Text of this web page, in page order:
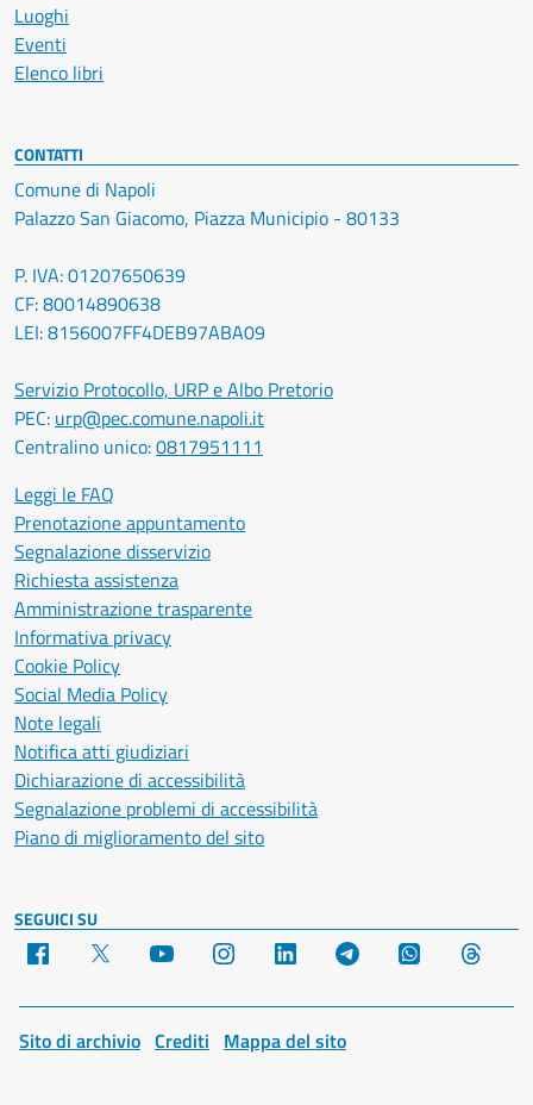
Luoghi
Eventi
Elenco libri
CONTATTI
Comune di Napoli
Palazzo San Giacomo, Piazza Municipio - 80133
P. IVA: 01207650639
CF: 80014890638
LEI: 8156007FF4DEB97ABA09
Servizio Protocollo, URP e Albo Pretorio
PEC: urp@pec.comune.napoli.it
Centralino unico:0817951111
Leggi le FAQ
Prenotazione appuntamento
Segnalazione disservizio
Richiesta assistenza
Amministrazione trasparente
Informativa privacy
Cookie Policy
Social Media Policy
Note legali
Notifica atti giudiziari
Dichiarazione di accessibilità
Segnalazione problemi di accessibilità
Piano di miglioramento del sito
SEGUICI SU
Facebook YouTube Instagram LinkedIn Telegram WhatsApp
Sito di archivio Crediti Mappa del sito